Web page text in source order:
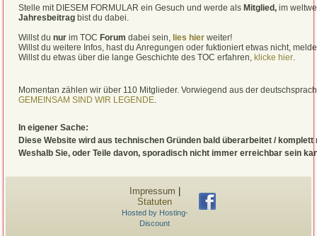
Stelle mit DIESEM FORMULAR ein Gesuch und werde als Mitglied, im
Jahresbeitrag bist du dabei.
Willst dunur im TOC Forum dabei sein, lies hier weiter!
Willst du weitere Infos, hast du Anregungen oder fuktioniert etwas nicht,
Willst du etwas über die lange Geschichte des TOC erfahren, klicke hier.
Momentan zählen wir über 110 Mitglieder. Vorwiegend aus der
GEMEINSAM SIND WIR LEGENDE.
In eigener Sache:
Diese Website wird aus technischen Gründen bald überarbeitet / komplett
Weshalb Sie, oder Teile davon, sporadisch nicht immer erreichbar sein
Impressum
Statuten
Hosted by Hosting-
Discount